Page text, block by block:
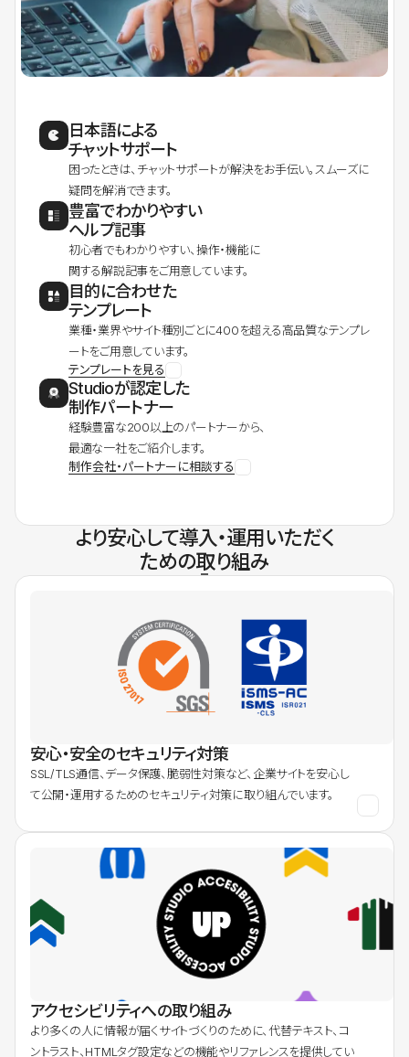
日本語による
チャットサポート
困ったときは、チャットサポートが解決をお手伝い。スムーズに
疑問を解消できます。
豊富でわかりやすい
ヘルプ記事
初心者でもわかりやすい、操作・機能に
関する解説記事をご用意しています。
目的に合わせた
テンプレート
業種・業界やサイト種別ごとに400を超える高品質なテンプレ
ートをご用意しています。
テンプレートを見る
Studioが認定した
制作パートナー
経験豊富な200以上のパートナーから、
最適な一社をご紹介します。
制作会社・パートナーに相談する
より安心して導入・運用いただく
ための取り組み
安心・安全のセキュリティ対策
SSL/TLS通信、データ保護、脆弱性対策など、企業サイトを安心し
て公開・運用するためのセキュリティ対策に取り組んでいます。
アクセシビリティへの取り組み
より多くの人に情報が届くサイトづくりのために、代替テキスト、コ
ントラスト、HTMLタグ設定などの機能やリファレンスを提供してい